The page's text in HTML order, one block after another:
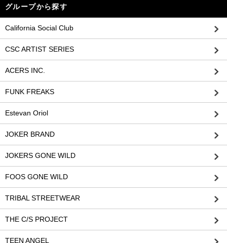
グループから探す
California Social Club
CSC ARTIST SERIES
ACERS INC.
FUNK FREAKS
Estevan Oriol
JOKER BRAND
JOKERS GONE WILD
FOOS GONE WILD
TRIBAL STREETWEAR
THE C/S PROJECT
TEEN ANGEL